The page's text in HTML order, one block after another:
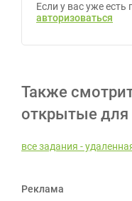
Если у вас уже
авторизоваться
Также
открытые для
все задания -
Реклама